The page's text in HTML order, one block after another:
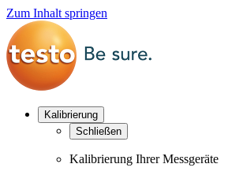
Zum Inhalt springen
Kalibrierung
Schließen
Kalibrierung Ihrer Messgeräte